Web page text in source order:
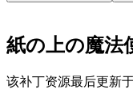
紙の上の魔法
该补丁资源最后更新